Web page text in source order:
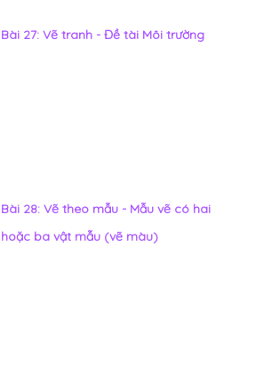
Bài 27: Vẽ tranh - Đề tài Môi trường
Bài 28: Vẽ theo mẫu - Mẫu vẽ có hai
hoặc ba vật mẫu (vẽ màu)